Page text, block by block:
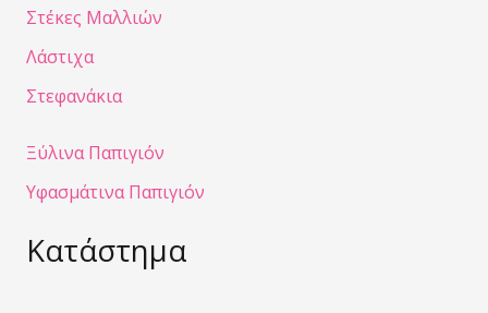
Στέκες Μαλλιών
Λάστιχα
Στεφανάκια
Ξύλινα Παπιγιόν
Υφασμάτινα Παπιγιόν
Κατάστημα